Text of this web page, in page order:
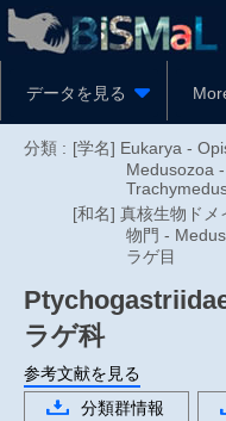
データを見る
分類 : [学名] Eukarya -
Medusozoa
[和名] 真核生物ド
物門 -
ラゲ目
ラゲ科
参考文献を見る
分類群情報